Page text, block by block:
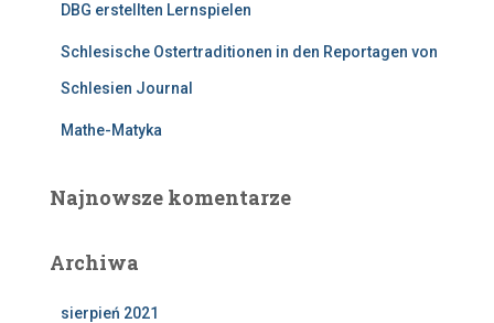
DBG erstellten Lernspielen
Schlesische Ostertraditionen in den Reportagen von
Schlesien Journal
Mathe-Matyka
Najnowsze komentarze
Archiwa
sierpień 2021